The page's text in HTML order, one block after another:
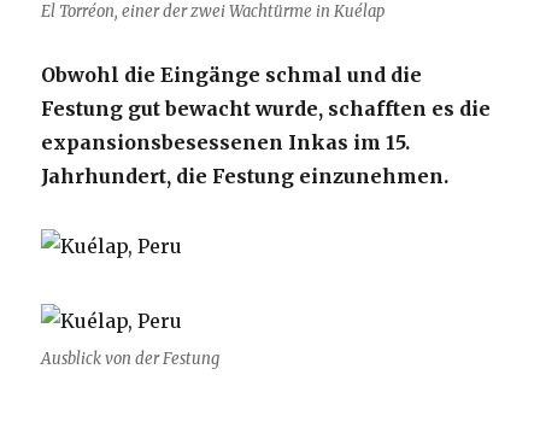
El Torréon, einer der zwei Wachtürme in Kuélap
Obwohl die Eingänge schmal und die
Festung gut bewacht wurde, schafften es die
expansionsbesessenen Inkas im 15.
Jahrhundert, die Festung einzunehmen.
Ausblick von der Festung